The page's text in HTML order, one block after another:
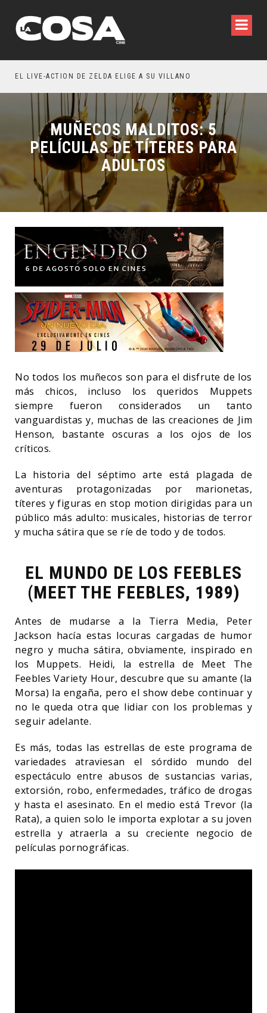
EL LIVE-ACTION DE ZELDA ELIGE A SU VILLANO
MUÑECOS MALDITOS: 5
PELÍCULAS DE TÍTERES PARA
ADULTOS
No todos los muñecos son para el disfrute de los
más chicos, incluso los queridos Muppets
siempre fueron considerados un tanto
vanguardistas y, muchas de las creaciones de Jim
Henson, bastante oscuras a los ojos de los
críticos.
La historia del séptimo arte está plagada de
aventuras protagonizadas por marionetas,
títeres y figuras en stop motion dirigidas para un
público más adulto: musicales, historias de terror
y mucha sátira que se ríe de todo y de todos.
EL MUNDO DE LOS FEEBLES
(MEET THE FEEBLES, 1989)
Antes de mudarse a la Tierra Media, Peter
Jackson hacía estas locuras cargadas de humor
negro y mucha sátira, obviamente, inspirado en
los Muppets. Heidi, la estrella de Meet The
Feebles Variety Hour, descubre que su amante (la
Morsa) la engaña, pero el show debe continuar y
no le queda otra que lidiar con los problemas y
seguir adelante.
Es más, todas las estrellas de este programa de
variedades atraviesan el sórdido mundo del
espectáculo entre abusos de sustancias varias,
extorsión, robo, enfermedades, tráfico de drogas
y hasta el asesinato. En el medio está Trevor (la
Rata), a quien solo le importa explotar a su joven
estrella y atraerla a su creciente negocio de
películas pornográficas.